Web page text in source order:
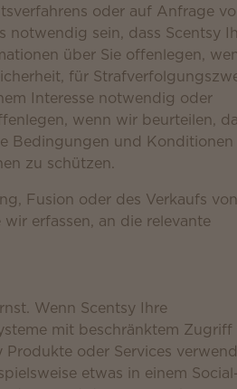
oder auf Anfrage
notwendig sein, dass Scentsy
über Sie offenlegen,
für
Interesse notwendig oder
wenn wir beurteilen,
Bedingungen und Konditionen
zu schützen.
Fusion oder des Verkaufs von
erfassen, an die relevante
Wenn Scentsy Ihre
mit beschränktem Zugriff
oder Services
etwas in einem